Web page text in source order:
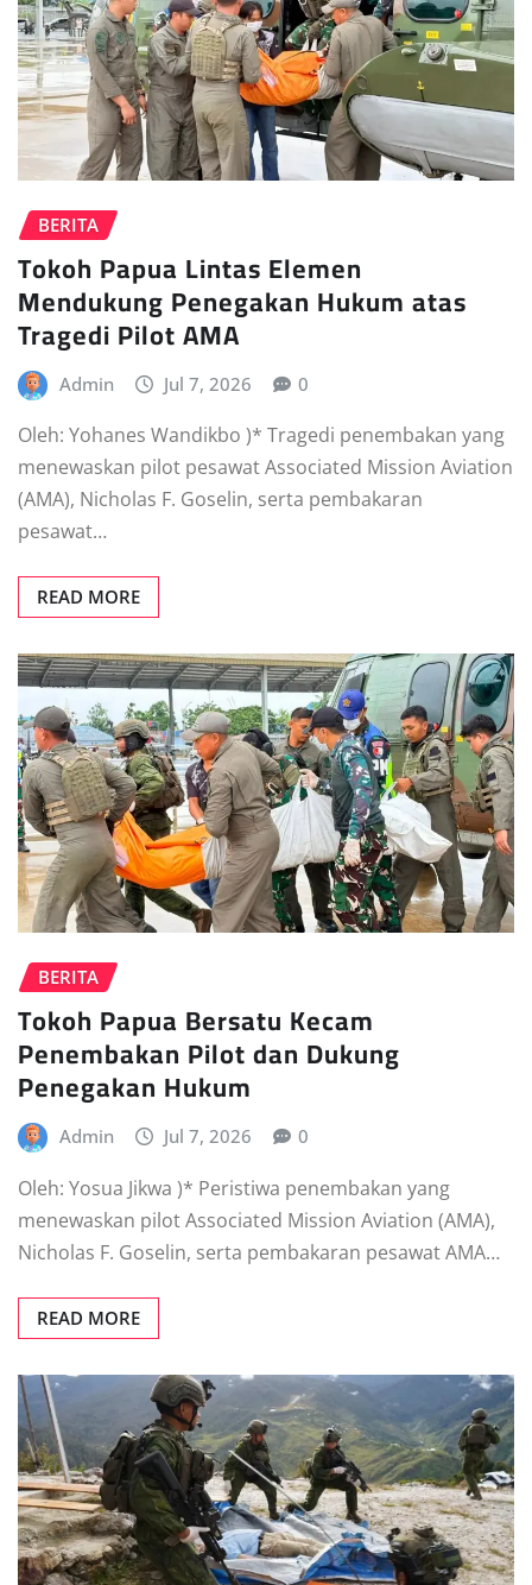
BERITA
Tokoh Papua Lintas Elemen
Mendukung Penegakan Hukum atas
Tragedi Pilot AMA
Admin Jul 7, 2026 0
Oleh: Yohanes Wandikbo )* Tragedi penembakan yang
menewaskan pilot pesawat Associated Mission Aviation
(AMA), Nicholas F. Goselin, serta pembakaran
pesawat…
READ MORE
BERITA
Tokoh Papua Bersatu Kecam
Penembakan Pilot dan Dukung
Penegakan Hukum
Admin Jul 7, 2026 0
Oleh: Yosua Jikwa )* Peristiwa penembakan yang
menewaskan pilot Associated Mission Aviation (AMA),
Nicholas F. Goselin, serta pembakaran pesawat AMA…
READ MORE